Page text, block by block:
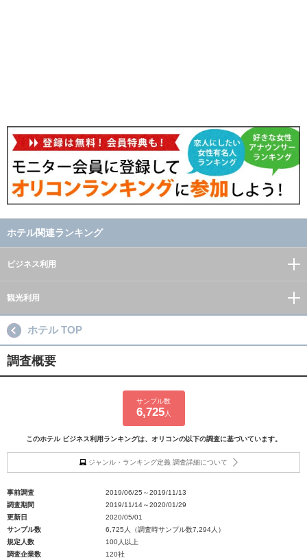
ホテル関連ランキング
ビジネス利用
観光利用
ホテル TOP
調査概要
サンプル数
6,725人
このホテル ビジネス利用ランキングは、オリコンの以下の調査に基づいています。
ジャンル・ランキング定義 調査詳細について
事前調査
2019/06/25～2019/11/13
調査期間
2019/11/14～2020/01/29
更新日
2020/05/01
サンプル数
6,725人（調査時サンプル数7,294人）
規定人数
100人以上
調査企業数
120社